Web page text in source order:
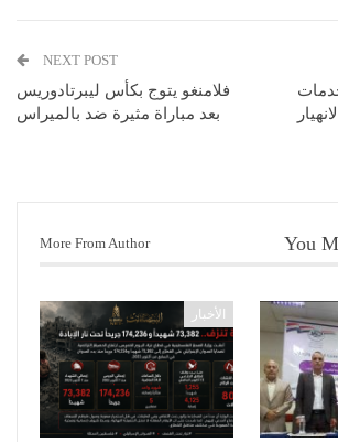
NEXT POST
فلامنغو يتوج بكأس ليبرتادوريس
بعد مباراة مثيرة ضد بالميراس
You
More From Author
الأخبار